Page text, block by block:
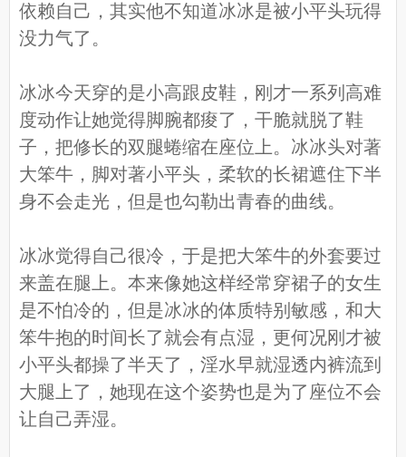
依赖自己，其实他不知道冰冰是被小平头玩得
没力气了。
冰冰今天穿的是小高跟皮鞋，刚才一系列高难
度动作让她觉得脚腕都痠了，干脆就脱了鞋
子，把修长的双腿蜷缩在座位上。冰冰头对著
大笨牛，脚对著小平头，柔软的长裙遮住下半
身不会走光，但是也勾勒出青春的曲线。
冰冰觉得自己很冷，于是把大笨牛的外套要过
来盖在腿上。本来像她这样经常穿裙子的女生
是不怕冷的，但是冰冰的体质特别敏感，和大
笨牛抱的时间长了就会有点湿，更何况刚才被
小平头都操了半天了，淫水早就湿透内裤流到
大腿上了，她现在这个姿势也是为了座位不会
让自己弄湿。